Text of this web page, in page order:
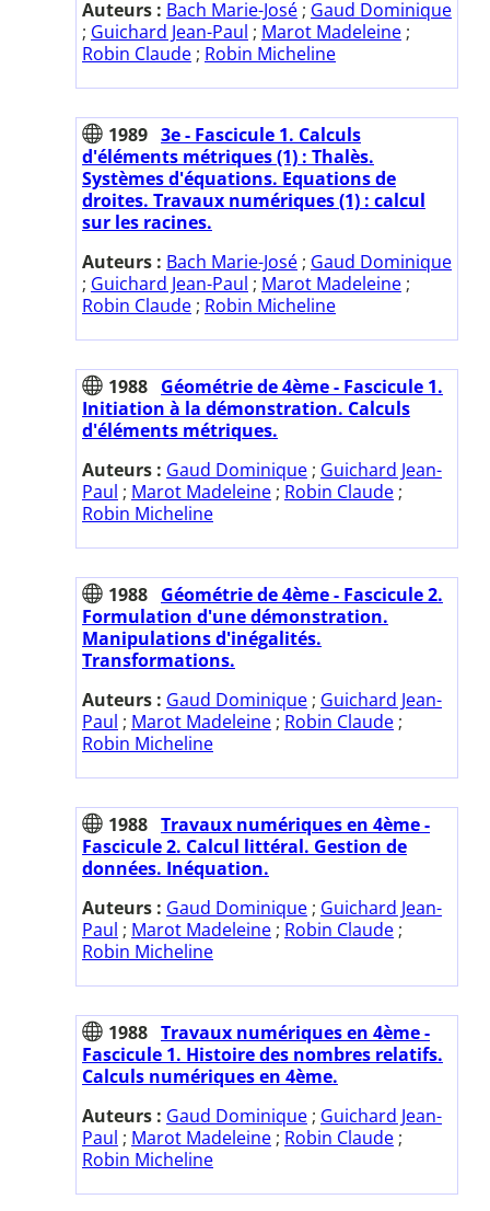
Auteurs : Bach Marie-José ; Gaud Dominique
; Guichard Jean-Paul ; Marot Madeleine ;
Robin Claude ; Robin Micheline
1989 3e - Fascicule 1. Calculs
d'éléments métriques (1) : Thalès.
Systèmes d'équations. Equations de
droites. Travaux numériques (1) : calcul
sur les racines.
Auteurs : Bach Marie-José ; Gaud Dominique
; Guichard Jean-Paul ; Marot Madeleine ;
Robin Claude ; Robin Micheline
1988 Géométrie de 4ème - Fascicule 1.
Initiation à la démonstration. Calculs
d'éléments métriques.
Auteurs : Gaud Dominique ; Guichard Jean-
Paul ; Marot Madeleine ; Robin Claude ;
Robin Micheline
1988 Géométrie de 4ème - Fascicule 2.
Formulation d'une démonstration.
Manipulations d'inégalités.
Transformations.
Auteurs : Gaud Dominique ; Guichard Jean-
Paul ; Marot Madeleine ; Robin Claude ;
Robin Micheline
1988 Travaux numériques en 4ème -
Fascicule 2. Calcul littéral. Gestion de
données. Inéquation.
Auteurs : Gaud Dominique ; Guichard Jean-
Paul ; Marot Madeleine ; Robin Claude ;
Robin Micheline
1988 Travaux numériques en 4ème -
Fascicule 1. Histoire des nombres relatifs.
Calculs numériques en 4ème.
Auteurs : Gaud Dominique ; Guichard Jean-
Paul ; Marot Madeleine ; Robin Claude ;
Robin Micheline